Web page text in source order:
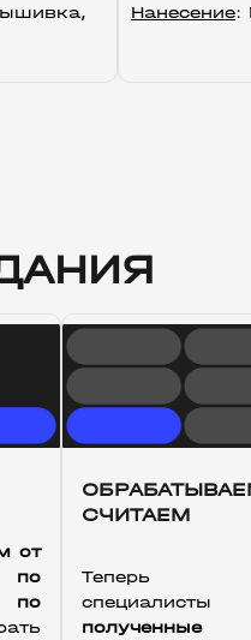
Нанесение:
от
по
по
СЧИТАЕМ
полученные